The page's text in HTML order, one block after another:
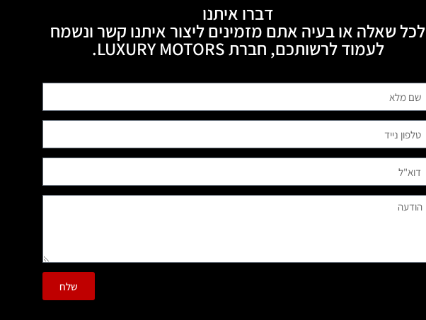
דברו איתנו
לכל שאלה או בעיה אתם מזמינים ליצור איתנו קשר ונשמח
לעמוד לרשותכם, חברת LUXURY MOTORS.
שלח